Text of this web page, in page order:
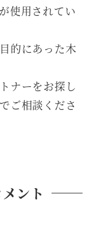
使用されてい
的にあった木
ナーをお探し
ご相談くださ
ント